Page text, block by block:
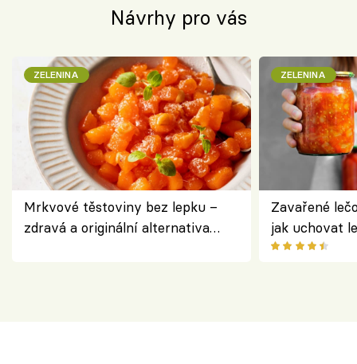
Návrhy pro vás
ZELENINA
Mrkvové těstoviny bez lepku –
zdravá a originální alternativa
ZELENINA
Zavařené
jak uchovat